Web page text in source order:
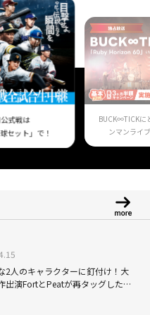
式戦は
セット」で！
BUCK∞TICKに
ンマンライ
2人のキャラクターに釘付け！大
出演FortとPeatが再タッグした